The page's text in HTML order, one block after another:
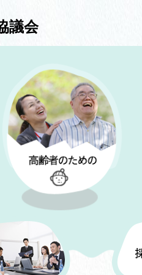
議会